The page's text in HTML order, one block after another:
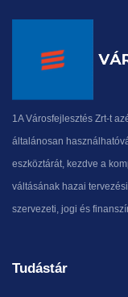
1A Városfejlesztés Zrt-t
általánosan
eszköztárát, kezdve a
váltásának hazai
szervezeti, jogi és
Tudástár